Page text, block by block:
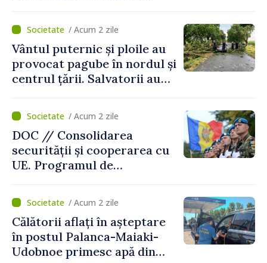
mecanisme care să-i
protejeze”/ Acum 2 zile
Vântul puternic și ploile au
provocat pagube în nordul și
centrul țării. Salvatorii au
/ Acum 2 zile
DOC // Consolidarea
securității și cooperarea cu
UE. Programul de
Naționale de Apărare pentru
perioada 2024–2034,
publicat în Monitorul Oficial
/ Acum 2 zile
Călătorii aflați în așteptare
în postul Palanca-Maiaki-
Udobnoe primesc apă din